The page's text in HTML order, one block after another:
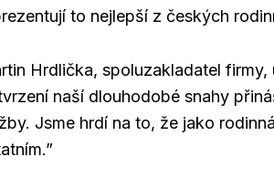
to nejlepší z českých
Hrdlička, spoluzakladatel
naší dlouhodobé snahy
Jsme hrdí na to, že jako